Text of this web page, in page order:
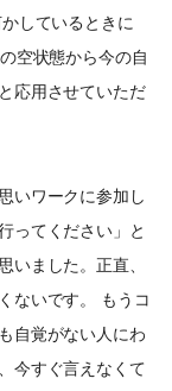
しているときに
空状態から今の自
応用させていただ
いワークに参加し
ってください」と
ました。正直、
ないです。 もうコ
自覚がない人にわ
今すぐ言えなくて